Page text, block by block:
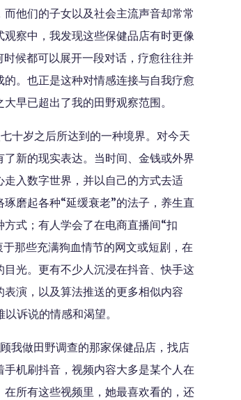
他们的子女以及社会主流声音却常常
察中，我发现这些保健品店有时更像
候都可以展开一段对话，疗愈往往并
。也正是这种对情感连接与自我疗愈
早已超出了我的田野观察范围。
十岁之后所达到的一种境界。对今天
新的现实表达。当时间、金钱或外界
入数字世界，并以自己的方式去适
磨起各种“延缓衰老”的法子，养生直
式；有人学会了在电商直播间“扣
那些充满狗血情节的网文或短剧，在
光。更有不少人沉浸在抖音、快手这
演，以及算法推送的更多相似内容
诉说的情感和渴望。
我做田野调查的那家保健品店，找店
机刷抖音，视频内容大多是某个人在
所有这些视频里，她最喜欢看的，还